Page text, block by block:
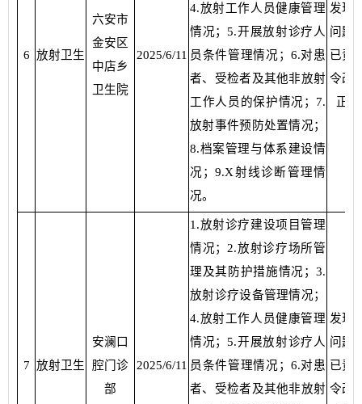
6 放射卫生
六安市
金安区
中店乡
卫生院
2025/6/11
4.放射工作人员健康管理
情况；5.开展放射诊疗人
员条件管理情况；6.对患
者、受检者及其他非放射
工作人员的保护情况；7.
放射事件预防处置情况；
8.档案管理与体系建设情
况；9.X射线诊断管理情
况。
发现
问题
已责
令改
正
7 放射卫生
安澜口
腔门诊
部
2025/6/11
1.放射诊疗建设项目管理
情况；2.放射诊疗场所管
理及其防护措施情况；3.
放射诊疗设备管理情况；
4.放射工作人员健康管理
情况；5.开展放射诊疗人
员条件管理情况；6.对患
者、受检者及其他非放射
发现
问题
已责
令改